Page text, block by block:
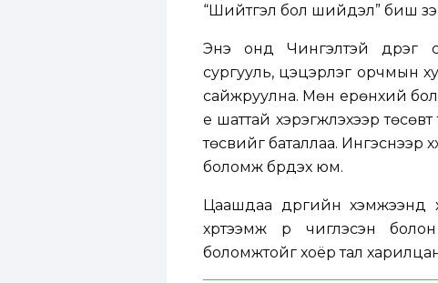
“Шийтгэл бол шийдэл” биш
Энэ онд Чингэлтэй дүүрэг
сургууль, цэцэрлэг орчмын
сайжруулна. Мөн ерөнхий
үе шаттай хэрэгжүүлэхээр
төсвийг баталлаа. Ингэснээр
боломж бүрдэх юм.
Цаашдаа дүүргийн хэмжээнд
хүртээмж рүү чиглэсэн
боломжтойг хоёр тал